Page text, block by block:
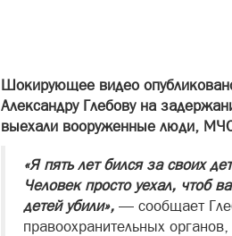
Шокирующее видео
Александру Глебову на
выехали вооруженные люди,
«Я пять лет бился за своих
Человек просто уехал, чтоб
детей убили», — сообщает
правоохранительных